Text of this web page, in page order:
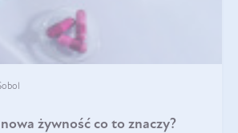
żywność co to znaczy?